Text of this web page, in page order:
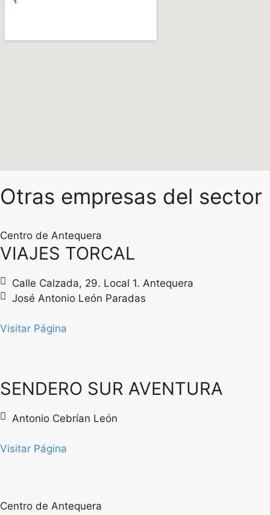
Otras empresas del sector
Centro de Antequera
VIAJES TORCAL
Calle Calzada, 29. Local 1. Antequera
José Antonio León Paradas
Visitar Página
SENDERO SUR AVENTURA
Antonio Cebrían León
Visitar Página
Centro de Antequera